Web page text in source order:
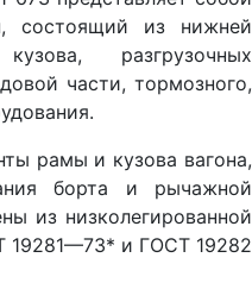
состоящий из нижней
разгрузочных
части, тормозного,
рамы и кузова вагона,
борта и рычажной
из низколегированной
19281—73* и ГОСТ 19282